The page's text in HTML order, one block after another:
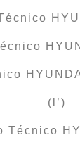
(l’)
Técnico